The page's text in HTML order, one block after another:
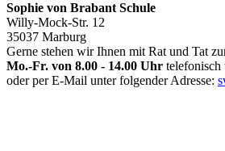
Sophie von Brabant Schule
Willy-Mock-Str. 12
35037 Marburg
Gerne stehen wir Ihnen mit Rat und Tat
Mo.-Fr. von 8.00 - 14.00 Uhr telefonisch
oder per E-Mail unter folgender Adresse: